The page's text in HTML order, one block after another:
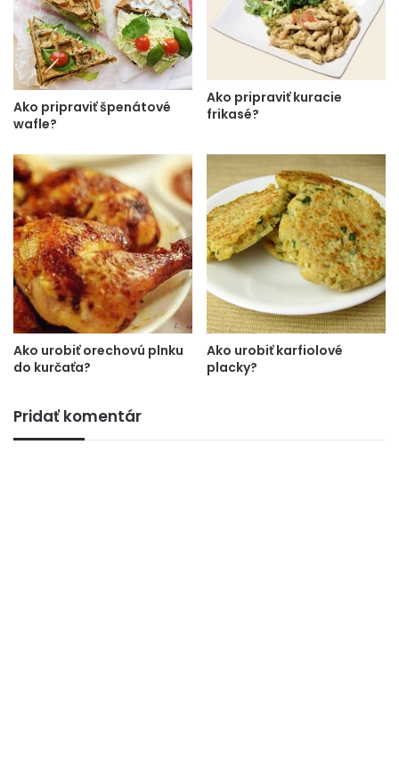
Ako pripraviť špenátové
wafle?
Ako pripraviť kuracie
frikasé?
Ako urobiť orechovú plnku
do kurčaťa?
Ako urobiť karfiolové
placky?
Pridať komentár